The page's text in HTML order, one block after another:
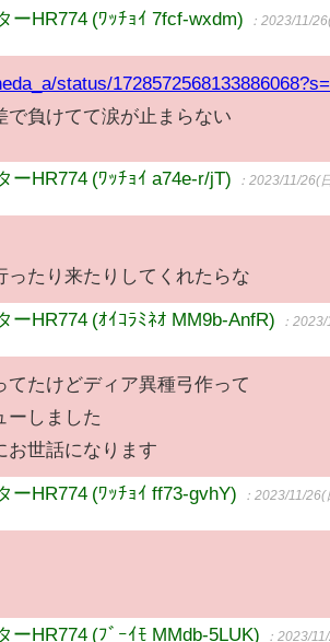
ーHR774 (ﾜｯﾁｮｲ 7fcf-wxdm) ：2023/11/
status/
で負けてて涙が止まらない
ーHR774 (ﾜｯﾁｮｲ a74e-r/jT) ：2023/11/26(
ったり来たりしてくれたらな
ーHR774 (ｵｲｺﾗﾐﾈｵ MM9b-AnfR) ：
てたけどディア異種弓作って
ーしました
お世話になります
ーHR774 (ﾜｯﾁｮｲ ff73-gvhY) ：2023/11/
ーHR774 (ﾌﾞｰｲﾓ MMdb-5LUK) ：2023/